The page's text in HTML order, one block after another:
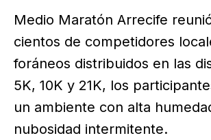
Medio Maratón Arrecife
cientos de competidores
foráneos distribuidos en las
5K, 10K y 21K, los
un ambiente con alta
nubosidad intermitente.